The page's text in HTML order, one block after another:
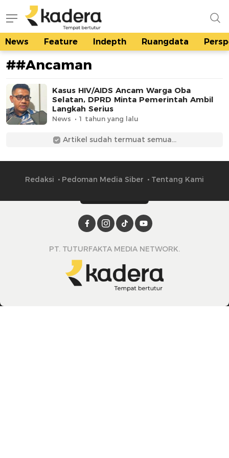
kadera.id
Tempat bertutur
News Feature Indepth Ruangdata
##Ancaman
Kasus HIV/AIDS Ancam Warga Oba
Selatan, DPRD Minta Pemerintah Ambil
Langkah Serius
News 1 tahun yang lalu
Artikel sudah termuat semua...
Redaksi Pedoman Media Siber Tentang Kami
PT. TUTURFAKTA MEDIA NETWORK.